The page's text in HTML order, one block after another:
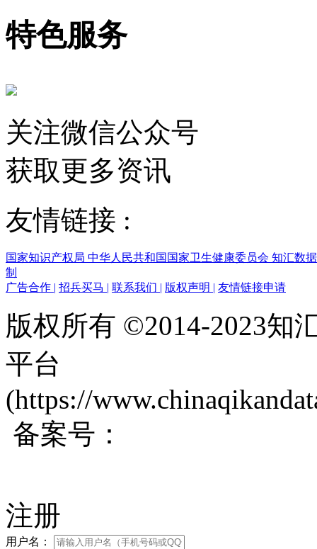
特色服务
关注微信公众号
获取更多资讯
友情链接 :
国家知识产权局 中华人民共和国国家卫生健康委员会 知汇数
制
广告合作 | 招兵买马 | 联系我们 | 版权声明 | 友情链接申请
版权所有 ©2014-2023知
平台
(https://
备案号：
注册
用户名：